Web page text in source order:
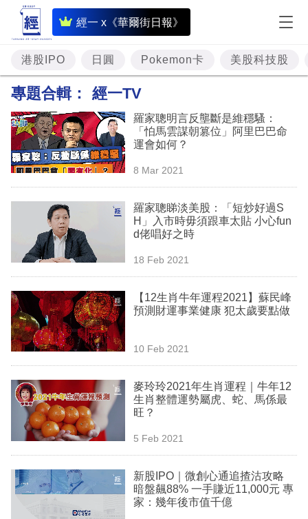
經一 x《華爾街日報》
即
時
財
經
題
投
資
樓
理
商
業
科
技
職
場
生
時
事
港股IPO 日圓 Pokemon卡 美股科技股
專題合輯： 經一TV
羅家聰明言反壟斷是維穩騷：
「怕馬雲謀朝篡位」阿里巴巴命
運會如何？
8 Mar 2021
羅家聰睇淡美股：「短炒好過S
H」入市時毋須跟車太貼 小心fun
d佬唱好之時
18 Feb 2021
【12生肖牛年運程2021】蘇民峰
預測財運事業健康 犯太歲要點做
10 Feb 2021
麥玲玲2021年生肖運程｜牛年12
生肖整體運勢屬虎、蛇、馬係最
旺？
5 Feb 2021
新股IPO｜微創心通追揸沽攻略
暗盤飆88% 一手賺近11,000元 專
家：幾年後市值千億